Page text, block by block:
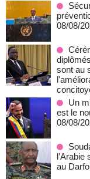
08/08/
sont au
Un
est le
08/08/
au